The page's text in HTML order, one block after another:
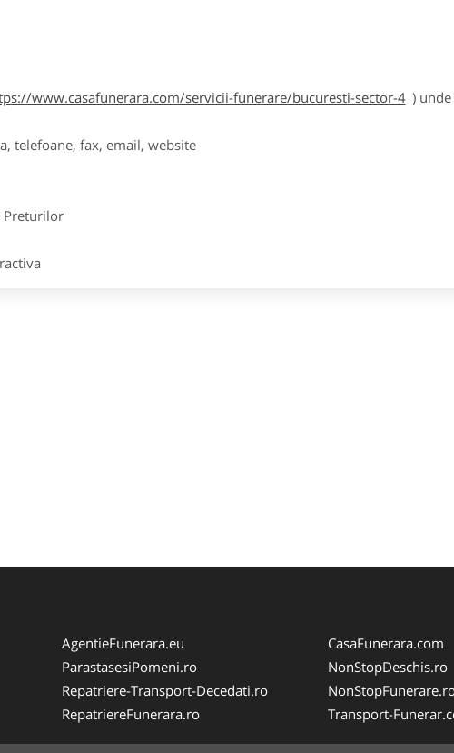
www.casafunerara.com/servicii-funerare/bucuresti-sector-4 )
telefoane, fax, email, website
AgentieFunerara.eu
ParastasesiPomeni.ro
Repatriere-Transport-Decedati.ro
RepatriereFunerara.ro
CasaFunerara.com
NonStopDeschis.ro
Transport-